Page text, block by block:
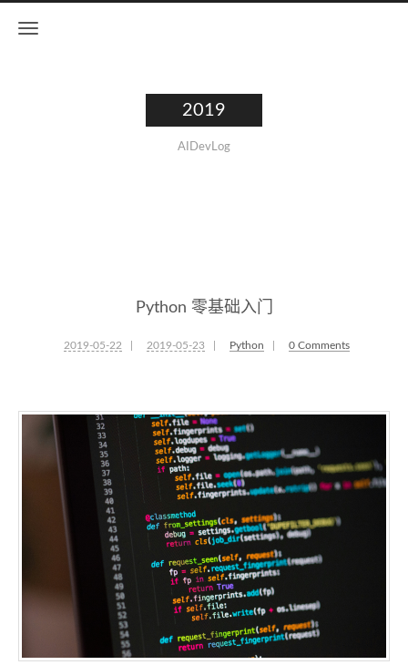
2019
AIDevLog
Python 零基础入门
2019-05-22 2019-05-23 Python 0 Comments